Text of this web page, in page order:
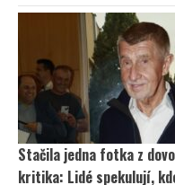
Stačila jedna fotka z
kritika: Lidé spekulují,